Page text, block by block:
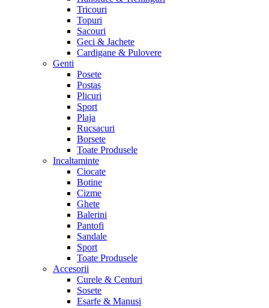
Tricouri
Topuri
Sacouri
Geci & Jachete
Cardigane & Pulovere
Genti
Posete
Postas
Plicuri
Sport
Plaja
Rucsacuri
Borsete
Toate Produsele
Incaltaminte
Ciocate
Botine
Cizme
Ghete
Balerini
Pantofi
Sandale
Sport
Toate Produsele
Accesorii
Curele & Centuri
Sosete
Esarfe & Manusi